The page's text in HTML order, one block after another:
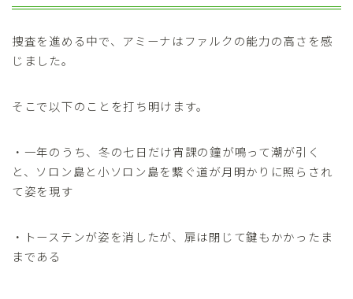
捜査を進める中で、アミーナはファルクの能力の高さを感
じました。
そこで以下のことを打ち明けます。
・一年のうち、冬の七日だけ宵課の鐘が鳴って潮が引く
と、ソロン島と小ソロン島を繋ぐ道が月明かりに照らされ
て姿を現す
・トーステンが姿を消したが、扉は閉じて鍵もかかったま
まである